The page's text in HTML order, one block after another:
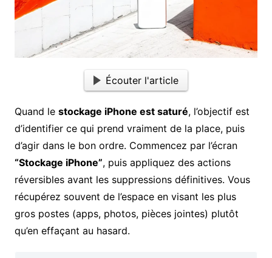
Écouter l'article
Quand le stockage iPhone est saturé, l’objectif est
d’identifier ce qui prend vraiment de la place, puis
d’agir dans le bon ordre. Commencez par l’écran
“Stockage iPhone”, puis appliquez des actions
réversibles avant les suppressions définitives. Vous
récupérez souvent de l’espace en visant les plus
gros postes (apps, photos, pièces jointes) plutôt
qu’en effaçant au hasard.